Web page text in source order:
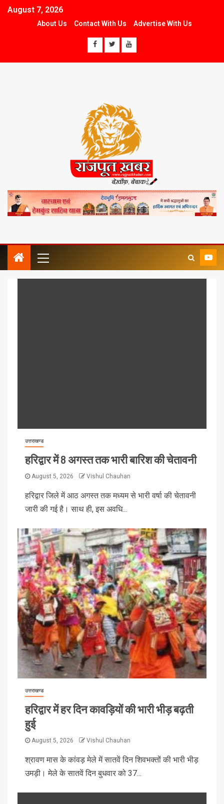
August 7, 2026
About Us Contact With Us Advertise With Us
उत्तराखण्ड
हरिद्वार में 8 अगस्त तक भारी बारिश की चेतावनी
August 5, 2026 Vishul Chauhan
हरिद्वार जिले में आठ अगस्त तक मध्यम से भारी वर्षा की चेतावनी
जारी की गई है। साथ ही, इस अवधि...
उत्तराखण्ड
हरिद्वार में हर दिन कावड़ियों की भारी भीड़ बढ़ती
हुई
August 5, 2026 Vishul Chauhan
श्रावण मास के कांवड़ मेले में सातवें दिन शिवभक्तों की भारी भीड़
उमड़ी। मेले के सातवें दिन बुधवार को 37...